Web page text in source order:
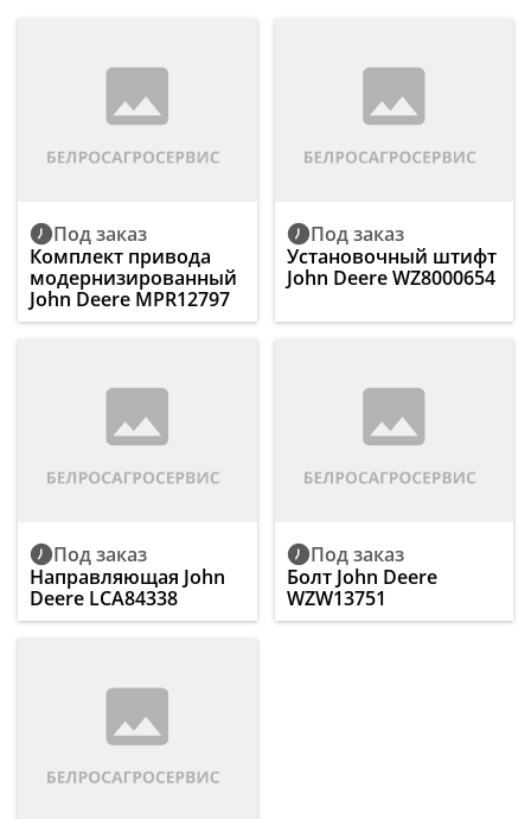
Под заказ
Комплект привода
модернизированный
John Deere MPR12797
Под заказ
Установочный штифт
John Deere WZ8000654
Под заказ
Направляющая John
Deere LCA84338
Под заказ
Болт John Deere
WZW13751